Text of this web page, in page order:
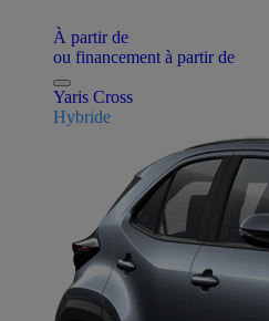
À partir de
ou financement à partir de
Yaris Cross
Hybride